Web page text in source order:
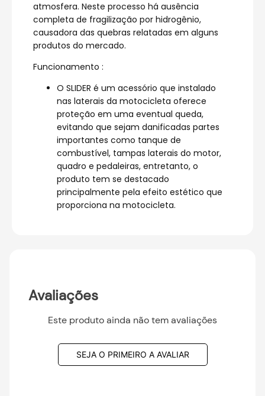
atmosfera. Neste processo há ausência
completa de fragilização por hidrogênio,
causadora das quebras relatadas em alguns
produtos do mercado.
Funcionamento :
O SLIDER é um acessório que instalado
nas laterais da motocicleta oferece
proteção em uma eventual queda,
evitando que sejam danificadas partes
importantes como tanque de
combustível, tampas laterais do motor,
quadro e pedaleiras, entretanto, o
produto tem se destacado
principalmente pela efeito estético que
proporciona na motocicleta.
Avaliações
Este produto ainda não tem avaliações
SEJA O PRIMEIRO A AVALIAR